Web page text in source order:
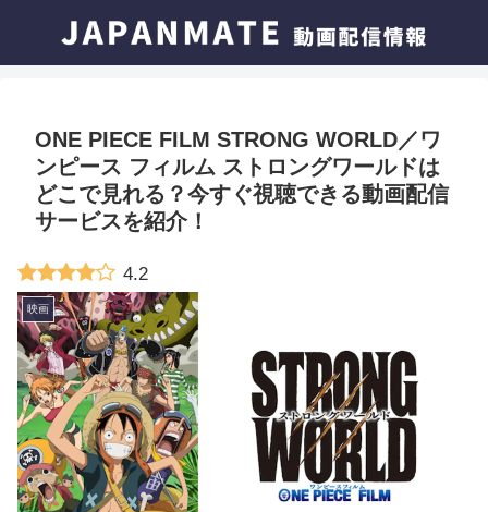
ONE PIECE FILM STRONG WORLD／ワ
ンピース フィルム ストロングワールドは
どこで見れる？今すぐ視聴できる動画配信
サービスを紹介！
4.2
映画